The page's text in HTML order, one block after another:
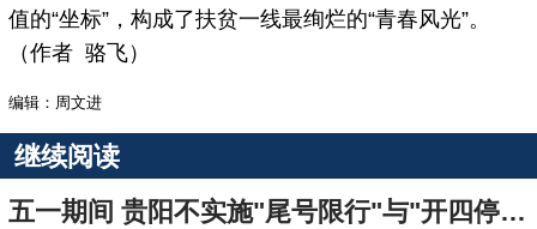
值的“坐标”，构成了扶贫一线最绚烂的“青春风光”。
（作者 骆飞）
编辑：周文进
继续阅读
五一期间 贵阳不实施"尾号限行"与"开四停四"